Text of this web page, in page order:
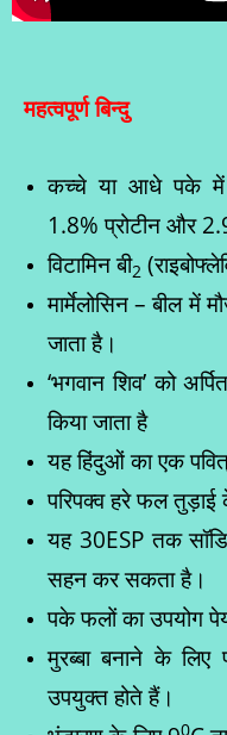
महत्वपूर्ण बिन्दु
कच्चे या आधे पके में
1.8% प्रोटीन और
विटामिन बी2
मार्मेलोसिन – बील में
जाता है।
‘भगवान शिव’ को
किया जाता है
यह हिंदुओं का एक
परिपक्व हरे फल तुड़ाई
यह 30ESP तक
सहन कर सकता है।
पके फलों का उपयोग
मुरब्बा बनाने के
उपयुक्त होते हैं।
0